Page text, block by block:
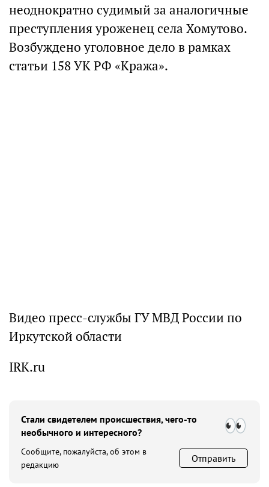
неоднократно судимый за аналогичные
преступления уроженец села Хомутово.
Возбуждено уголовное дело в рамках
статьи 158 УК РФ «Кража».
Видео пресс-службы ГУ МВД России по
Иркутской области
IRK.ru
Стали свидетелем происшествия, чего-то
необычного и интересного?
Сообщите, пожалуйста, об этом в
редакцию
Отправить